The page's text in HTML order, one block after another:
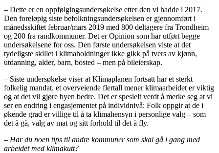
– Dette er en oppfølgingsundersøkelse etter den vi hadde i 2017.
Den foreløpig siste befolkningsundersøkelsen er gjennomført i
månedsskiftet februar/mars 2019 med 800 deltagere fra Trondheim
og 200 fra randkommuner. Det er Opinion som har utført begge
undersøkelsene for oss. Den første undersøkelsen viste at det
tydeligste skillet i klimaholdninger ikke gikk på tvers av kjønn,
utdanning, alder, barn, bosted – men på bileierskap.
– Siste undersøkelse viser at Klimaplanen fortsatt har et sterkt
folkelig mandat, et overveiende flertall mener klimaarbeidet er viktig
og at det vil gjøre byen bedre. Det er spesielt verdt å merke seg at vi
ser en endring i engasjementet på individnivå: Folk oppgir at de i
økende grad er villige til å ta klimahensyn i personlige valg – som
det å gå, valg av mat og sitt forhold til det å fly.
– Har du noen tips til andre kommuner som skal gå i gang med
arbeidet med klimakutt?